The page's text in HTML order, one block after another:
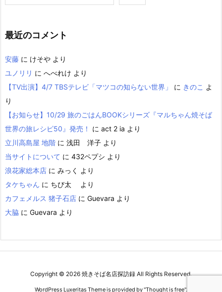
最近のコメント
安藤 に けそや より
ユノリリ に へべれけ より
【TV出演】4/7 TBSテレビ「マツコの知らない世界」
に きのこ よ
り
【お知らせ】10/29 旅のごはんBOOKシリーズ『マルちゃん焼そば
世界の旅レシピ50』発売！
に act 2 ia より
立川高島屋 地階 に 浅田 洋子 より
当サイトについて に 432ペプシ より
浪花家総本店 に みっく
より
タケちゃん に ちび太
より
カフェメルス 猪子石店 に Guevara より
大脇 に Guevara より
Copyright © 2026 焼きそば名店探訪録 All Rights Reserved.
WordPress Luxeritas Theme is provided by "Thought is free".